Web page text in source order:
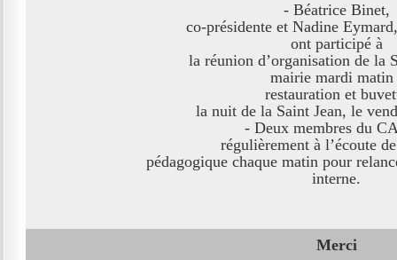
- Béatrice Binet,
co-présidente et Nadine
ont participé à
la réunion d’organisation de la
mairie mardi
restauration et
la nuit de la Saint Jean, le
- Deux membres du
régulièrement à l’écoute
pédagogique chaque matin pour
interne.
Merci